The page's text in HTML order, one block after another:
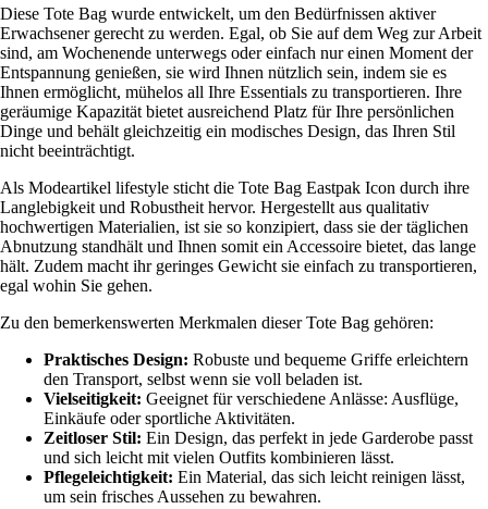
Diese Tote Bag wurde entwickelt, um den Bedürfnissen aktiver
Erwachsener gerecht zu werden. Egal, ob Sie auf dem Weg zur Arbeit
sind, am Wochenende unterwegs oder einfach nur einen Moment der
Entspannung genießen, sie wird Ihnen nützlich sein, indem sie es
Ihnen ermöglicht, mühelos all Ihre Essentials zu transportieren. Ihre
geräumige Kapazität bietet ausreichend Platz für Ihre persönlichen
Dinge und behält gleichzeitig ein modisches Design, das Ihren Stil
nicht beeinträchtigt.
Als Modeartikel lifestyle sticht die Tote Bag Eastpak Icon durch ihre
Langlebigkeit und Robustheit hervor. Hergestellt aus qualitativ
hochwertigen Materialien, ist sie so konzipiert, dass sie der täglichen
Abnutzung standhält und Ihnen somit ein Accessoire bietet, das lange
hält. Zudem macht ihr geringes Gewicht sie einfach zu transportieren,
egal wohin Sie gehen.
Zu den bemerkenswerten Merkmalen dieser Tote Bag gehören:
Praktisches Design: Robuste und bequeme Griffe erleichtern
den Transport, selbst wenn sie voll beladen ist.
Vielseitigkeit: Geeignet für verschiedene Anlässe: Ausflüge,
Einkäufe oder sportliche Aktivitäten.
Zeitloser Stil: Ein Design, das perfekt in jede Garderobe passt
und sich leicht mit vielen Outfits kombinieren lässt.
Pflegeleichtigkeit: Ein Material, das sich leicht reinigen lässt,
um sein frisches Aussehen zu bewahren.